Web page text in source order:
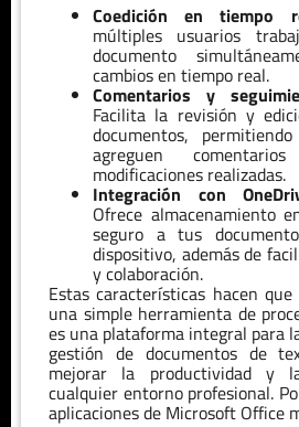
Coedición en tiempo
múltiples usuarios
documento
cambios en tiempo real.
Comentarios y
Facilita la revisión y
documentos,
agreguen
modificaciones realizadas.
Integración con
Ofrece almacenamiento
seguro a tus
dispositivo, además de
y colaboración.
Estas características hacen
una simple herramienta de
es una plataforma integral para
gestión de documentos de
mejorar la productividad y
cualquier entorno profesional.
aplicaciones de Microsoft Office